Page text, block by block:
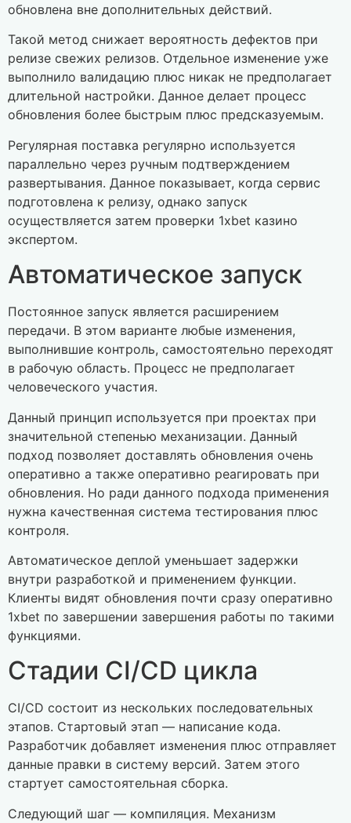
обновлена вне дополнительных действий.
Такой метод снижает вероятность дефектов при
релизе свежих релизов. Отдельное изменение уже
выполнило валидацию плюс никак не предполагает
длительной настройки. Данное делает процесс
обновления более быстрым плюс предсказуемым.
Регулярная поставка регулярно используется
параллельно через ручным подтверждением
развертывания. Данное показывает, когда сервис
подготовлена к релизу, однако запуск
осуществляется затем проверки 1xbet казино
экспертом.
Автоматическое запуск
Постоянное запуск является расширением
передачи. В этом варианте любые изменения,
выполнившие контроль, самостоятельно переходят
в рабочую область. Процесс не предполагает
человеческого участия.
Данный принцип используется при проектах при
значительной степенью механизации. Данный
подход позволяет доставлять обновления очень
оперативно а также оперативно реагировать при
обновления. Но ради данного подхода применения
нужна качественная система тестирования плюс
контроля.
Автоматическое деплой уменьшает задержки
внутри разработкой и применением функции.
Клиенты видят обновления почти сразу оперативно
1xbet по завершении завершения работы по такими
функциями.
Стадии CI/CD цикла
CI/CD состоит из нескольких последовательных
этапов. Стартовый этап — написание кода.
Разработчик добавляет изменения плюс отправляет
данные правки в систему версий. Затем этого
стартует самостоятельная сборка.
Следующий шаг — компиляция. Механизм